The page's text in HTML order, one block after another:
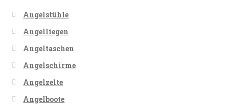
Angelstühle
Angelliegen
Angeltaschen
Angelschirme
Angelzelte
Angelboote